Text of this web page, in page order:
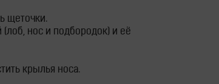
щеточки.
нос и подбородок) и её
крылья носа.